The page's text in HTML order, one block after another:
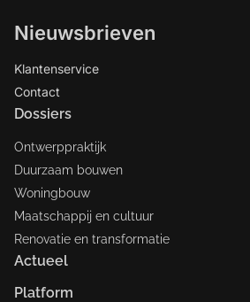
Nieuwsbrieven
Klantenservice
Contact
Dossiers
Ontwerppraktijk
Duurzaam bouwen
Woningbouw
Maatschappij en cultuur
Renovatie en transformatie
Actueel
Platform